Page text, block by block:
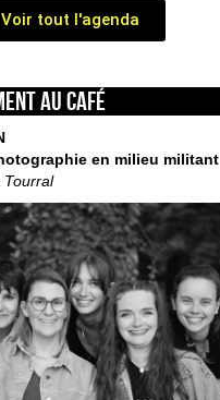
Voir tout l'agenda
au café
en milieu militant
Tourral